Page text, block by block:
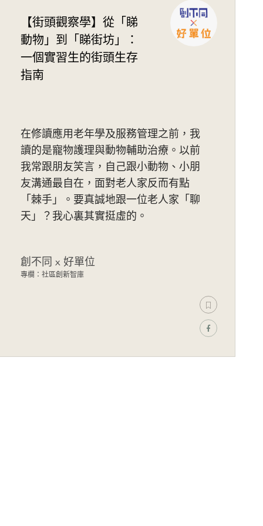
【街頭觀察學】從「睇
動物」到「睇街坊」：
一個實習生的街頭生存
指南
在修讀應用老年學及服務管理之前，我
讀的是寵物護理與動物輔助治療。以前
我常跟朋友笑言，自己跟小動物、小朋
友溝通最自在，面對老人家反而有點
「棘手」。要真誠地跟一位老人家「聊
天」？我心裏其實挺虛的。
創不同 x 好單位
專欄：社區創新智庫